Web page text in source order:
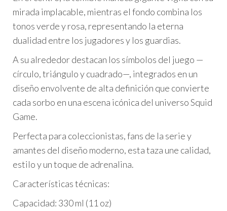
mirada implacable, mientras el fondo combina los
tonos verde y rosa, representando la eterna
dualidad entre los jugadores y los guardias.
A su alrededor destacan los símbolos del juego —
círculo, triángulo y cuadrado—, integrados en un
diseño envolvente de alta definición que convierte
cada sorbo en una escena icónica del universo Squid
Game.
Perfecta para coleccionistas, fans de la serie y
amantes del diseño moderno, esta taza une calidad,
estilo y un toque de adrenalina.
Características técnicas:
Capacidad: 330 ml (11 oz)